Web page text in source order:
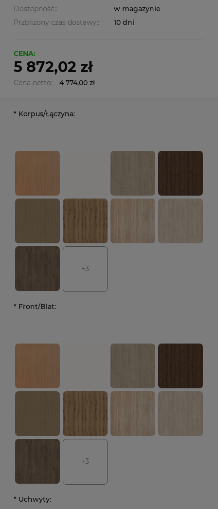
Dostepność::
w magazynie
Przbliżony czas dostawy::
10 dni
CENA:
5 872,02 zł
Cena netto: 4 774,00 zł
* Korpus/Łączyna:
+3
* Front/Blat:
+3
* Uchwyty: